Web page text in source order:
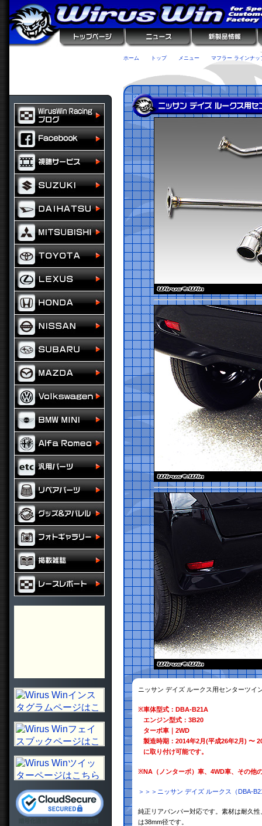
ホーム トップ メニュー マフラー ラインナッ
ニッサン デイズ ルークス用センターツイ
※車体型式：DBA-B21A
エンジン型式：3B20
ターボ車｜2WD
製造時期：2014年2月(平成26年2月) 〜
に取り付け可能です。
※NA（ノンターボ）車、4WD車、その他
＞＞＞ニッサン デイズ ルークス（DBA-
純正リアバンパー対応です。素材は耐久
は38mm径です。